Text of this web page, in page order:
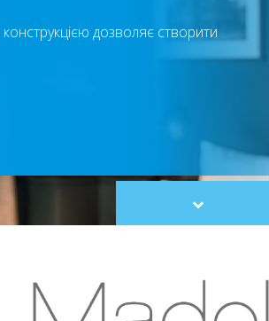
дозволяє створити
Scroll
to